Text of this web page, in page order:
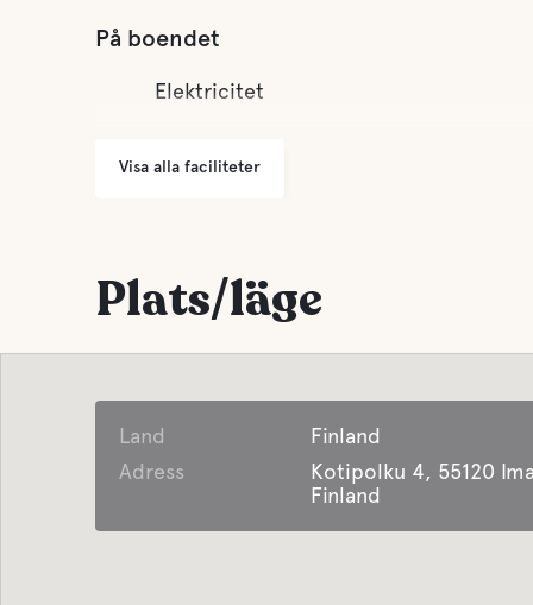
På boendet
Elektricitet
Visa alla faciliteter
Plats/läge
Land
Finland
Adress
Kotipolku 4, 55120
Finland